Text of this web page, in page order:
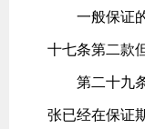
一般保证的
十七条第二款
第二十九条
张已经在保证